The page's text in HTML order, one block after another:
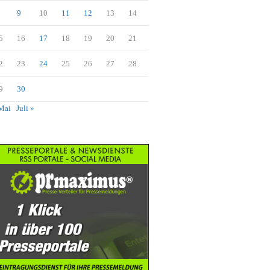
9 10 11 12 13 14
16 17 18 19 20 21
23 24 25 26 27 28
30
Juli »